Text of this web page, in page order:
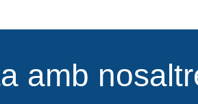
amb